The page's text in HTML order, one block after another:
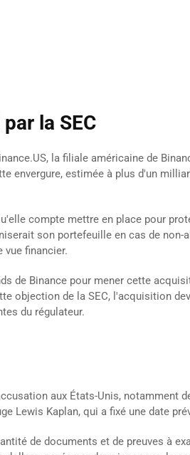
la SEC
la filiale américaine de
envergure, estimée à plus d'un
compte mettre en place pour
son portefeuille en cas de
vue financier.
de Binance pour mener cette
objection de la SEC, l'acquisition
du régulateur.
aux États-Unis, notamment
Lewis Kaplan, qui a fixé une date
de documents et de preuves à